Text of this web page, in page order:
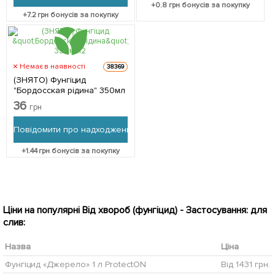
+7.2грн бонусів за покупку
+0.8 грн бонусів за покупку
Немає в наявності 38369
(ЗНЯТО) Фунгіцид
"Бордосская рідина" 350мл
36 грн
Повідомити про надходження
+1.44грн бонусів за покупку
Ціни на популярні Від хвороб (фунгіцид) - Застосування: для
слив:
Назва
Ціна
Фунгіцид «Джерело» 1 л ProtectON
Від 1431 грн.